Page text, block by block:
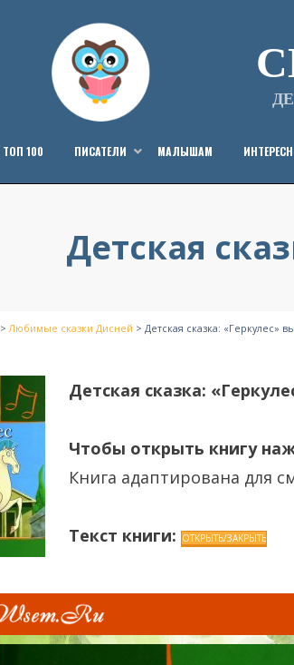
ТОП 100 ПИСАТЕЛИ МАЛЫШАМ
Детская
>Любимые сказки Дисней > Детская сказка: «Геркулес»
Детская сказка:
Чтобы открыть книгу
Книга адаптирована для
Текст книги: